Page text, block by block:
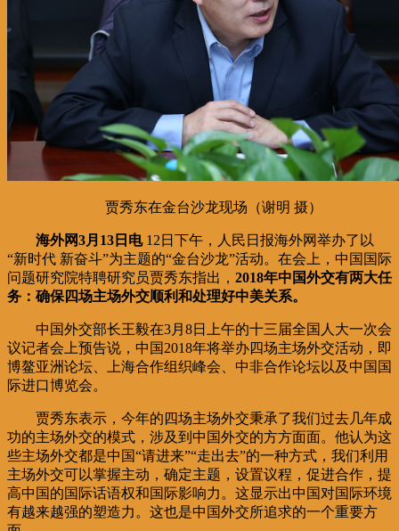
贾秀东在金台沙龙现场（谢明 摄）
海外网3月13日电12日下午，人民日报海外网举办了以
“新时代 新奋斗”为主题的“金台沙龙”活动。在会上，中国国际
问题研究院特聘研究员贾秀东指出， 2018年中国外交有两大任
务：确保四场主场外交顺利和处理好中美关系。
中国外交部长王毅在3月8日上午的十三届全国人大一次会
议记者会上预告说，中国2018年将举办四场主场外交活动，即
博鳌亚洲论坛、上海合作组织峰会、中非合作论坛以及中国国
际进口博览会。
贾秀东表示，今年的四场主场外交秉承了我们过去几年成
功的主场外交的模式，涉及到中国外交的方方面面。他认为这
些主场外交都是中国“请进来”“走出去”的一种方式，我们利用
主场外交可以掌握主动，确定主题，设置议程，促进合作，提
高中国的国际话语权和国际影响力。这显示出中国对国际环境
有越来越强的塑造力。这也是中国外交所追求的一个重要方